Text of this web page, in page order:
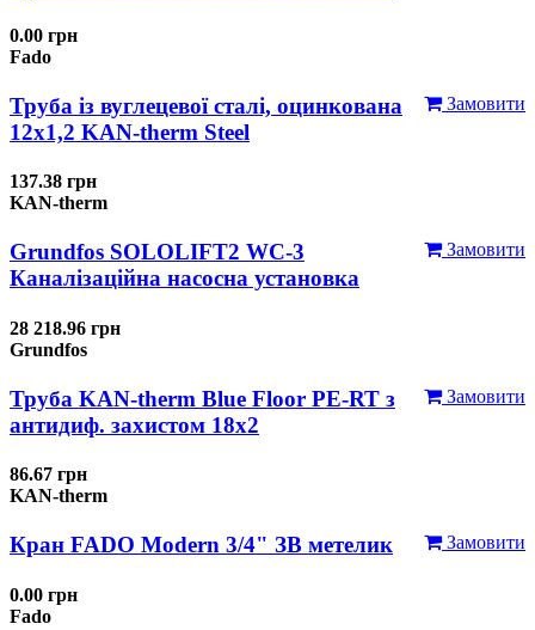
0.00 грн
Fado
Замовити
Труба із вуглецевої сталі, оцинкована
12x1,2 KAN-therm Steel
137.38 грн
KAN-therm
Замовити
Grundfos SOLOLIFT2 WC-3
Каналізаційна насосна установка
28 218.96 грн
Grundfos
Замовити
Труба KAN-therm Blue Floor PE-RT з
антидиф. захистом 18х2
86.67 грн
KAN-therm
Замовити
Кран FADO Modern 3/4" ЗВ метелик
0.00 грн
Fado